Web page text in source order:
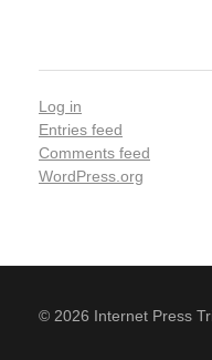
Log in
Entries feed
Comments feed
WordPress.org
© 2026 Internet Press